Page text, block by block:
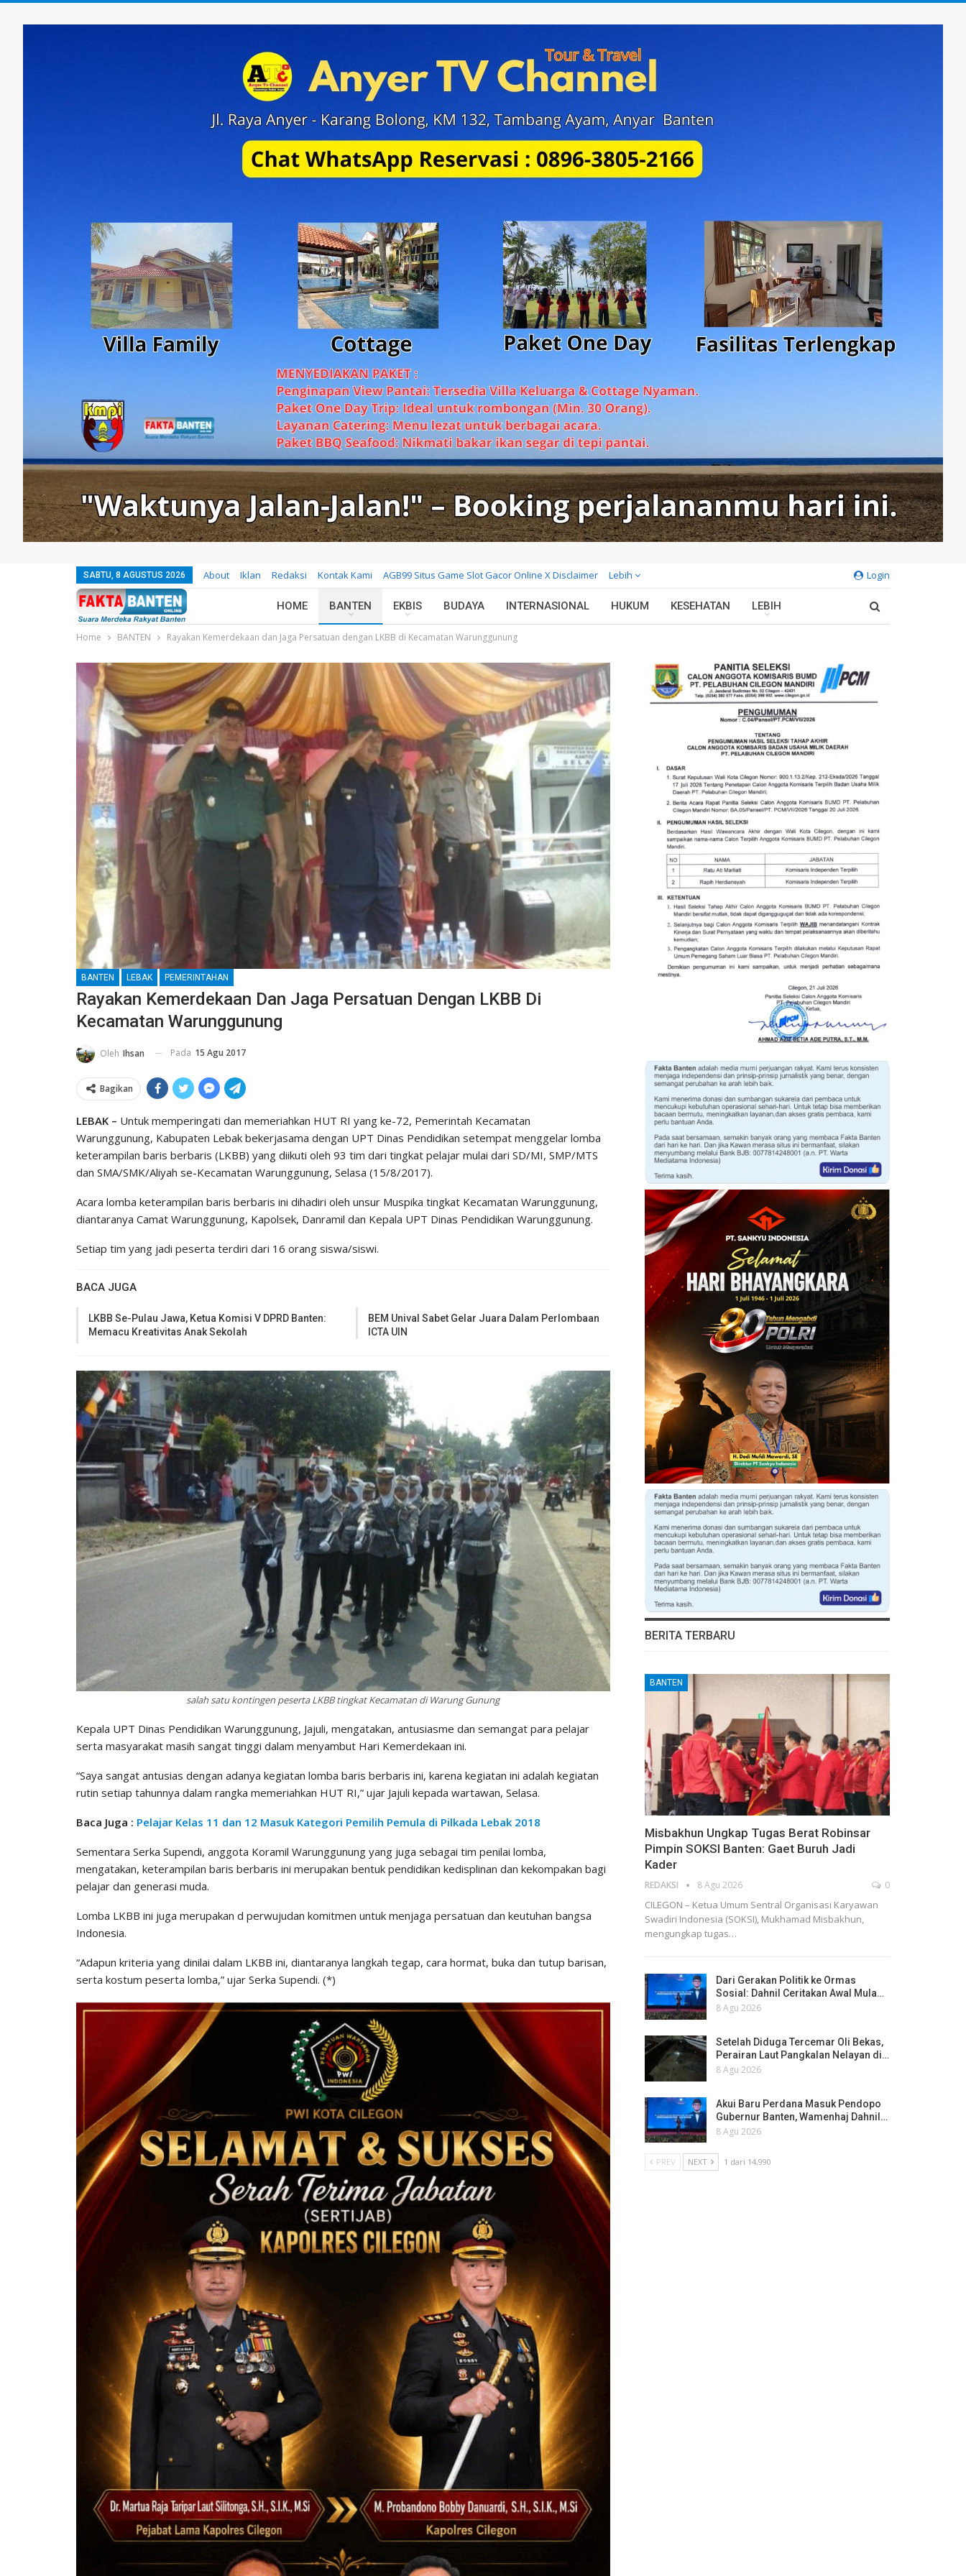
Login
SABTU, 8 AGUSTUS 2026 About Iklan Redaksi Kontak Kami AGB99 Situs Game Slot Gacor Online X Disclaimer Lebih
HOME BANTEN EKBIS BUDAYA INTERNASIONAL HUKUM KESEHATAN LEBIH
Home BANTEN Rayakan Kemerdekaan dan Jaga Persatuan dengan LKBB di Kecamatan Warunggunung
BANTEN LEBAK PEMERINTAHAN
Rayakan Kemerdekaan Dan Jaga Persatuan Dengan LKBB Di
Kecamatan Warunggunung
Oleh Ihsan Pada 15 Agu 2017
Bagikan
LEBAK – Untuk memperingati dan memeriahkan HUT RI yang ke-72, Pemerintah Kecamatan
Warunggunung, Kabupaten Lebak bekerjasama dengan UPT Dinas Pendidikan setempat menggelar lomba
keterampilan baris berbaris (LKBB) yang diikuti oleh 93 tim dari tingkat pelajar mulai dari SD/MI, SMP/MTS
dan SMA/SMK/Aliyah se-Kecamatan Warunggunung, Selasa (15/8/2017).
Acara lomba keterampilan baris berbaris ini dihadiri oleh unsur Muspika tingkat Kecamatan Warunggunung,
diantaranya Camat Warunggunung, Kapolsek, Danramil dan Kepala UPT Dinas Pendidikan Warunggunung.
Setiap tim yang jadi peserta terdiri dari 16 orang siswa/siswi.
BACA JUGA
LKBB Se-Pulau Jawa, Ketua Komisi V DPRD Banten:
Memacu Kreativitas Anak Sekolah
BEM Unival Sabet Gelar Juara Dalam Perlombaan
ICTA UIN
salah satu kontingen peserta LKBB tingkat Kecamatan di Warung Gunung
Kepala UPT Dinas Pendidikan Warunggunung, Jajuli, mengatakan, antusiasme dan semangat para pelajar
serta masyarakat masih sangat tinggi dalam menyambut Hari Kemerdekaan ini.
“Saya sangat antusias dengan adanya kegiatan lomba baris berbaris ini, karena kegiatan ini adalah kegiatan
rutin setiap tahunnya dalam rangka memeriahkan HUT RI,” ujar Jajuli kepada wartawan, Selasa.
Baca Juga : Pelajar Kelas 11 dan 12 Masuk Kategori Pemilih Pemula di Pilkada Lebak 2018
Sementara Serka Supendi, anggota Koramil Warunggunung yang juga sebagai tim penilai lomba,
mengatakan, keterampilan baris berbaris ini merupakan bentuk pendidikan kedisplinan dan kekompakan bagi
pelajar dan generasi muda.
Lomba LKBB ini juga merupakan d perwujudan komitmen untuk menjaga persatuan dan keutuhan bangsa
Indonesia.
“Adapun kriteria yang dinilai dalam LKBB ini, diantaranya langkah tegap, cara hormat, buka dan tutup barisan,
serta kostum peserta lomba,” ujar Serka Supendi. (*)
BERITA TERBARU
BANTEN
Misbakhun Ungkap Tugas Berat Robinsar
Pimpin SOKSI Banten: Gaet Buruh Jadi
Kader
REDAKSI 8 Agu 2026 0
CILEGON – Ketua Umum Sentral Organisasi Karyawan
Swadiri Indonesia (SOKSI), Mukhamad Misbakhun,
mengungkap tugas…
Dari Gerakan Politik ke Ormas
Sosial: Dahnil Ceritakan Awal Mula…
8 Agu 2026
Setelah Diduga Tercemar Oli Bekas,
Perairan Laut Pangkalan Nelayan di…
8 Agu 2026
Akui Baru Perdana Masuk Pendopo
Gubernur Banten, Wamenhaj Dahnil…
8 Agu 2026
PREV NEXT 1 dari 14,990